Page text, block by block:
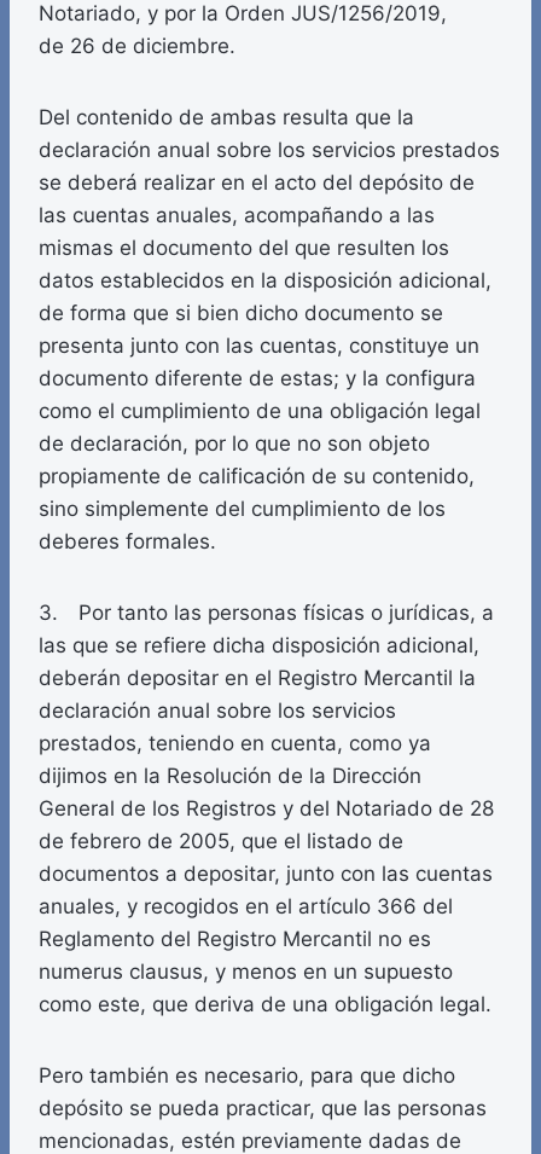
Notariado, y por la Orden JUS/1256/2019,
de 26 de diciembre.
Del contenido de ambas resulta que la
declaración anual sobre los servicios prestados
se deberá realizar en el acto del depósito de
las cuentas anuales, acompañando a las
mismas el documento del que resulten los
datos establecidos en la disposición adicional,
de forma que si bien dicho documento se
presenta junto con las cuentas, constituye un
documento diferente de estas; y la configura
como el cumplimiento de una obligación legal
de declaración, por lo que no son objeto
propiamente de calificación de su contenido,
sino simplemente del cumplimiento de los
deberes formales.
3. Por tanto las personas físicas o jurídicas, a
las que se refiere dicha disposición adicional,
deberán depositar en el Registro Mercantil la
declaración anual sobre los servicios
prestados, teniendo en cuenta, como ya
dijimos en la Resolución de la Dirección
General de los Registros y del Notariado de 28
de febrero de 2005, que el listado de
documentos a depositar, junto con las cuentas
anuales, y recogidos en el artículo 366 del
Reglamento del Registro Mercantil no es
numerus clausus, y menos en un supuesto
como este, que deriva de una obligación legal.
Pero también es necesario, para que dicho
depósito se pueda practicar, que las personas
mencionadas, estén previamente dadas de